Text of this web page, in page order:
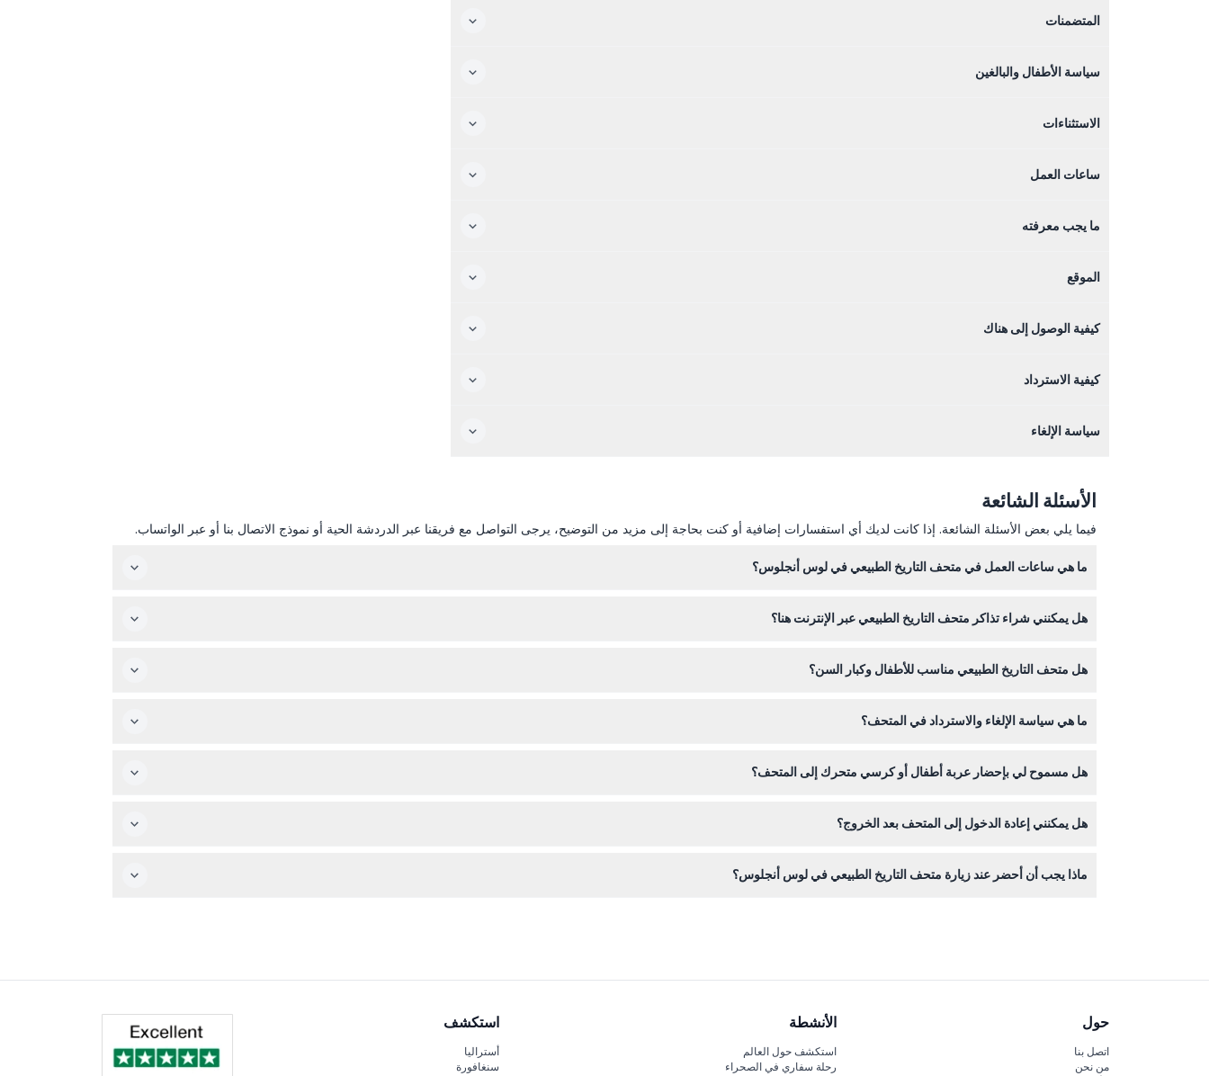
المتضمنات
سياسة الأطفال والبالغين
الاستثناءات
ساعات العمل
ما يجب معرفته
الموقع
كيفية الوصول إلى هناك
كيفية الاسترداد
سياسة الإلغاء
الأسئلة الشائعة
فيما يلي بعض الأسئلة الشائعة. إذا كانت لديك أي استفسارات إضافية أو كنت بحاجة إلى مزيد من التوضيح، يرجى التواصل مع فريقنا عبر الدردشة الحية أو نموذج الاتصال بنا أو عبر الواتساب.
ما هي ساعات العمل في متحف التاريخ الطبيعي في لوس أنجلوس؟
ورأس السنة الميلادية (قد تتغير الأوقات — يرجى التأكد عند الحجز).
هل يمكنني شراء تذاكر متحف التاريخ الطبيعي عبر الإنترنت هنا؟
هل متحف التاريخ الطبيعي مناسب للأطفال وكبار السن؟
تحت سن 3 يدخلون مجانًا.
ما هي سياسة الإلغاء والاسترداد في المتحف؟
هل مسموح لي بإحضار عربة أطفال أو كرسي متحرك إلى المتحف؟
هل يمكنني إعادة الدخول إلى المتحف بعد الخروج؟
ماذا يجب أن أحضر عند زيارة متحف التاريخ الطبيعي في لوس أنجلوس؟
حول
اتصل بنا
من نحن
الأنشطة
استكشف حول العالم
رحلة سفاري في الصحراء
استكشف
أستراليا
سنغافورة